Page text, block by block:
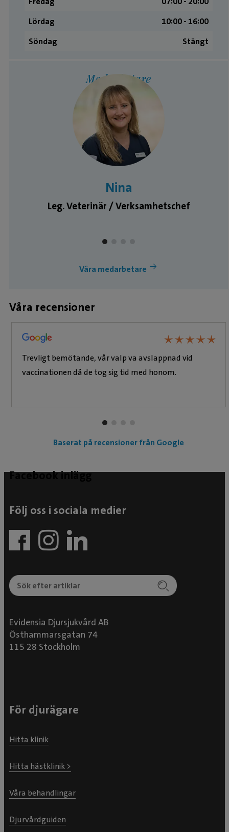
Lördag
10:00 ­- 16:00
Söndag
Stängt
Medarbetare
Nina
Leg. Veterinär / Verksamhetschef
Våra medarbetare
Våra recensioner
★★★★★
★★★★★
Trevligt bemötande, vår valp va avslappnad vid
vaccinationen då de tog sig tid med honom.
Baserat på recensioner från Google
Facebook inlägg
Följ oss i sociala medier
Evidensia Djursjukvård AB
Östhammarsgatan 74
115 28 Stockholm
För djurägare
Hitta klinik
Hitta hästklinik >
Våra behandlingar
Djurvårdguiden